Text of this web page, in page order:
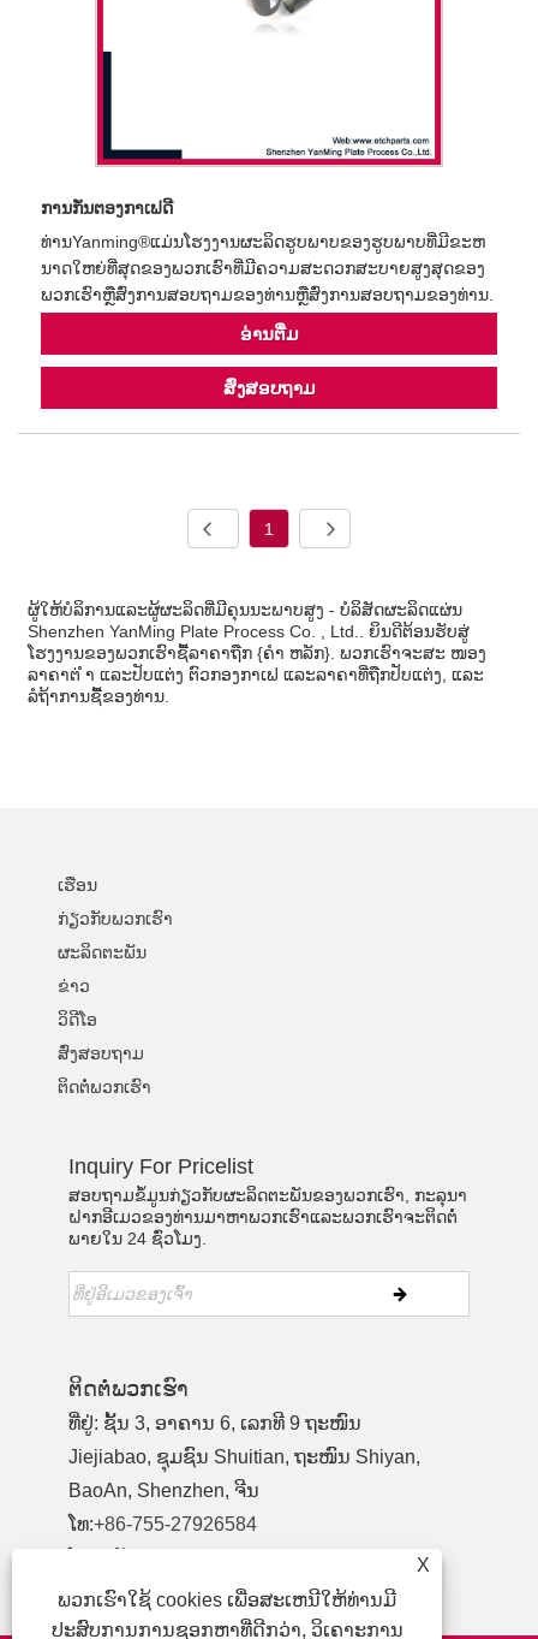
ການກັ່ນຕອງກາເຟດີ
ທ່ານYanming®ແມ່ນໂຮງງານຜະລິດຮູບພາບຂອງຮູບພາບທີ່ມີຂະຫ
ນາດໃຫຍ່ທີ່ສຸດຂອງພວກເຮົາທີ່ມີຄວາມສະດວກສະບາຍສູງສຸດຂອງ
ພວກເຮົາຫຼືສົ່ງການສອບຖາມຂອງທ່ານຫຼືສົ່ງການສອບຖາມຂອງທ່ານ.
ອ່ານ​ຕື່ມ
ສົ່ງສອບຖາມ
1
ຜູ້ໃຫ້ບໍລິການແລະຜູ້ຜະລິດທີ່ມີຄຸນນະພາບສູງ - ບໍລິສັດຜະລິດແຜ່ນ
Shenzhen YanMing Plate Process Co. , Ltd.. ຍິນດີຕ້ອນຮັບສູ່
ໂຮງງານຂອງພວກເຮົາຊື້ລາຄາຖືກ {ຄຳ ຫລັກ}. ພວກເຮົາຈະສະ ໜອງ
ລາຄາຕ່ ຳ ແລະປັບແຕ່ງ ຕົວກອງກາເຟ ແລະລາຄາທີ່ຖືກປັບແຕ່ງ, ແລະ
ລໍຖ້າການຊື້ຂອງທ່ານ.
ເຮືອນ
ກ່ຽວ​ກັບ​ພວກ​ເຮົາ
ຜະລິດຕະພັນ
ຂ່າວ
ວິດີໂອ
ສົ່ງສອບຖາມ
ຕິດຕໍ່ພວກເຮົາ
Inquiry For Pricelist
ສອບຖາມຂໍ້ມູນກ່ຽວກັບຜະລິດຕະພັນຂອງພວກເຮົາ, ກະລຸນາ
ຝາກອີເມວຂອງທ່ານມາຫາພວກເຮົາແລະພວກເຮົາຈະຕິດຕໍ່
ພາຍໃນ 24 ຊົ່ວໂມງ.
ຕິດ​ຕໍ່​ພວກ​ເຮົາ
ທີ່ຢູ່: ຊັ້ນ 3, ອາຄານ 6, ເລກທີ 9 ຖະໜົນ
Jiejiabao, ຊຸມຊົນ Shuitian, ຖະໜົນ Shiyan,
BaoAn, Shenzhen, ຈີນ
ໂທ:+86-755-27926584
ອີເມວ:yewu03@szymbp.com
X
ພວກເຮົາໃຊ້ cookies ເພື່ອສະເຫນີໃຫ້ທ່ານມີ
ປະສົບການການຊອກຫາທີ່ດີກວ່າ, ວິເຄາະການ